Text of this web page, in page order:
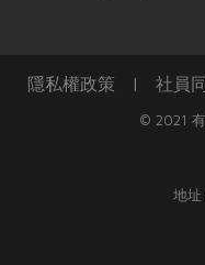
隱私權政策 | 社員
© 2021
地址